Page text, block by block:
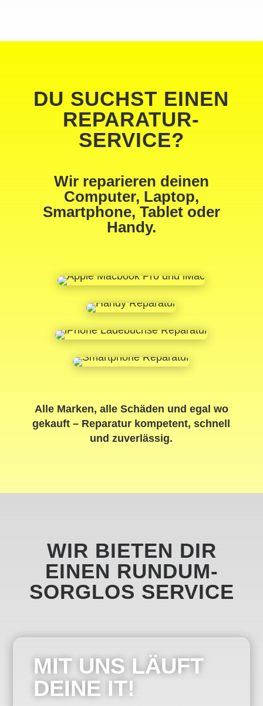
DU SUCHST EINEN
REPARATUR-
SERVICE?
Wir reparieren deinen
Computer, Laptop,
Smartphone, Tablet oder
Handy.
Alle Marken, alle Schäden und egal wo
gekauft – Reparatur kompetent, schnell
und zuverlässig.
WIR BIETEN DIR
EINEN RUNDUM-
SORGLOS SERVICE
MIT UNS LÄUFT
DEINE IT!